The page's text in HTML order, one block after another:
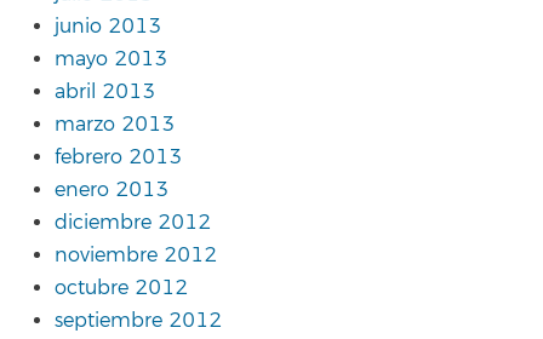
junio 2013
mayo 2013
abril 2013
marzo 2013
febrero 2013
enero 2013
diciembre 2012
noviembre 2012
octubre 2012
septiembre 2012